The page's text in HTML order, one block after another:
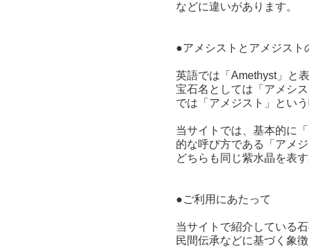
などに違いがあります。
●アメシストとアメジスト
英語では「Amethyst」と
宝石名としては「アメシ
では「アメジスト」とい
当サイトでは、基本的に
的な呼び方である「アメ
どちらも同じ紫水晶を表
●ご利用にあたって
当サイトで紹介している
民間伝承などに基づく象